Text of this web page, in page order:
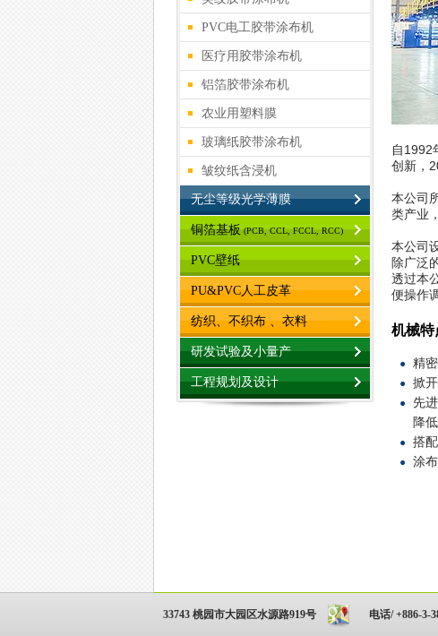
自1992
创新，
本公司
类产业
本公司
除广泛
透过本
便操作
机械特
精
掀
先
降
搭
涂
33743 桃园市大园区水源路919号 电话/ +886-3-